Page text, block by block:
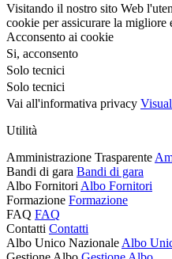
Visitando il nostro sito Web
cookie per assicurare la migliore
Acconsento ai cookie
Si, acconsento
Solo tecnici
Solo tecnici
Vai all'informativa privacy
Utilità
Amministrazione Trasparente
Bandi di gara Bandi di gara
Albo Fornitori Albo Fornitori
Formazione Formazione
FAQ FAQ
Contatti Contatti
Albo Unico Nazionale Albo